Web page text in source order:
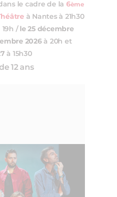
le cadre de la 6ème
à Nantes à 21h30
/ le 25 décembre
2026à 20h et
à 15h30
12 ans